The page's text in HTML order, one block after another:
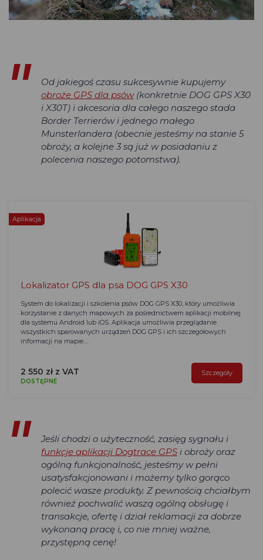
Od jakiegoś czasu sukcesywnie kupujemy
obroże GPS dla psów(konkretnie DOG GPS X30
i X30T) i akcesoria dla całego naszego stada
Border Terrierów i jednego małego
Munsterlandera (obecnie jesteśmy na stanie 5
obroży, a kolejne 3 są już w posiadaniu z
polecenia naszego potomstwa).
Aplikacja
Lokalizator GPS dla psa DOG GPS X30
System do lokalizacji i szkolenia psów DOG GPS X30, który umożliwia
korzystanie z danych mapowych za pośrednictwem aplikacji mobilnej
dla systemu Android lub iOS. Aplikacja umożliwia przeglądanie
wszystkich sparowanych urządzeń DOG GPS i ich szczegółowych
informacji na mapie.…
2 550 zł z VAT
DOSTĘPNE
Szczegóły
Jeśli chodzi o użyteczność, zasięg sygnału i
funkcje aplikacji Dogtrace GPS i obroży oraz
ogólną funkcjonalność, jesteśmy w pełni
usatysfakcjonowani i możemy tylko gorąco
polecić wasze produkty. Z pewnością chciałbym
również pochwalić waszą ogólną obsługę i
transakcje, ofertę i dział reklamacji za dobrze
wykonaną pracę i, co nie mniej ważne,
przystępną cenę!